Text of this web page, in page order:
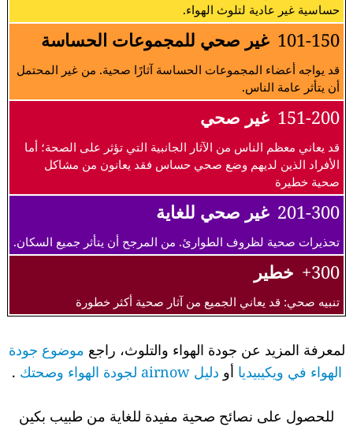
حساسية غير عادية لتلوث الهواء.
101-150 غير صحي للمجموعات الحساسة
قد يواجه أعضاء المجموعات الحساسة آثارًا صحية. من غير المحتمل
أن يتأثر عامة الناس.
151-200 غير صحي
قد يعاني معظم الناس من الآثار الجانبية التي تؤثر على الصحة؛ أما
الأفراد الذين لديهم وضع صحي حساس فقد يعانون من مشاكل
صحية خطيرة
201-300 غير صحي للغاية
تحذيرات صحية لظروف الطوارئ. من المرجح أن يتأثر جميع السكان.
300+ خطير
تنبيه صحي: قد يعاني الجميع من آثار صحية أكثر خطورة
لمعرفة المزيد عن جودة الهواء والتلوث، راجع موضوع جودة
الهواء في ويكيبيديا أو دليل airnow لجودة الهواء وصحتك .
للحصول على نصائح صحية مفيدة للغاية من طبيب بكين